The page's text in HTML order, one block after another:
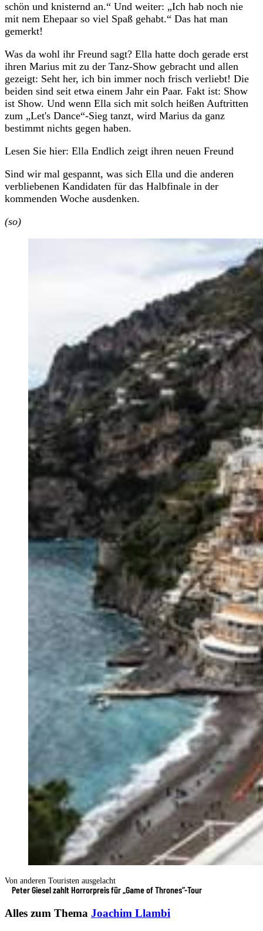
schön und knisternd an.“ Und weiter: „Ich hab noch nie
mit nem Ehepaar so viel Spaß gehabt.“ Das hat man
gemerkt!
Was da wohl ihr Freund sagt? Ella hatte doch gerade erst
ihren Marius mit zu der Tanz-Show gebracht und allen
gezeigt: Seht her, ich bin immer noch frisch verliebt! Die
beiden sind seit etwa einem Jahr ein Paar. Fakt ist: Show
ist Show. Und wenn Ella sich mit solch heißen Auftritten
zum „Let's Dance“-Sieg tanzt, wird Marius da ganz
bestimmt nichts gegen haben.
Lesen Sie hier: Ella Endlich zeigt ihren neuen Freund
Sind wir mal gespannt, was sich Ella und die anderen
verbliebenen Kandidaten für das Halbfinale in der
kommenden Woche ausdenken.
(so)
Von anderen Touristen ausgelacht
Peter Giesel zahlt Horrorpreis für „Game of Thrones“-Tour
Alles zum Thema Joachim Llambi